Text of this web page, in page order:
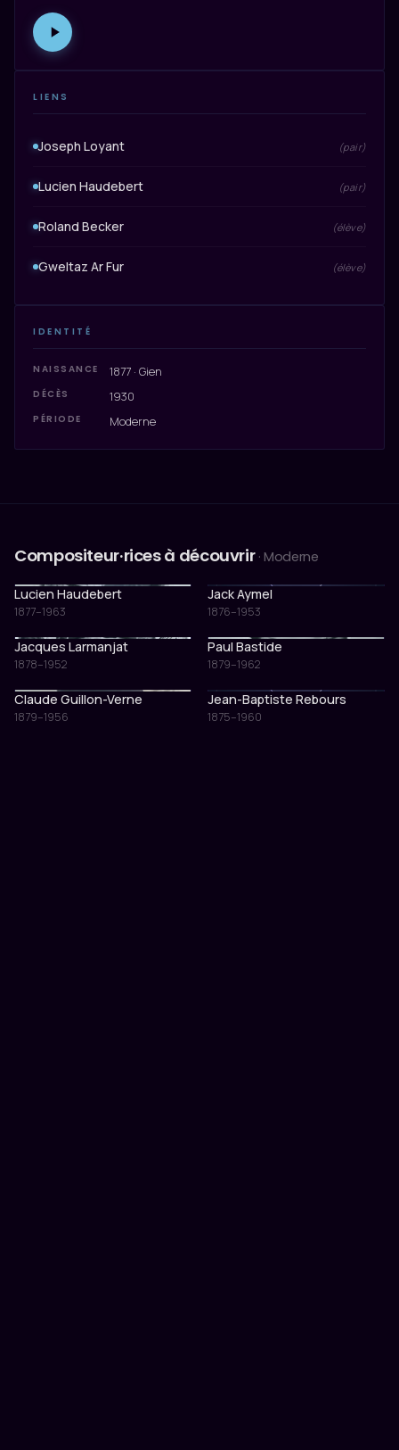
LIENS
Joseph Loyant (pair)
Lucien Haudebert (pair)
Roland Becker (élève)
Gweltaz Ar Fur (élève)
IDENTITÉ
NAISSANCE 1877 · Gien
DÉCÈS 1930
PÉRIODE Moderne
Compositeur·rices à découvrir · Moderne
Lucien Haudebert
1877–1963
Jack Aymel
1876–1953
Jacques Larmanjat
1878–1952
Paul Bastide
1879–1962
Claude Guillon-Verne
1879–1956
Jean-Baptiste Rebours
1875–1960